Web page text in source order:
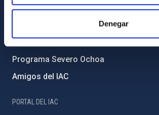
Denegar
Medio Ambiente y Sostenibilidad
Proyectos institucionales
Financiación externa
Programa Severo Ochoa
Amigos del IAC
PORTAL DEL IAC